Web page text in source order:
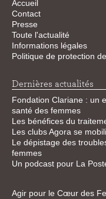
Accueil
Contact
Presse
Toute l'actualité
Informations légales
Politique de protection
Dernières actualités
Fondation Clariane : un
santé des femmes
Les bénéfices du
Les clubs Agora se
Le dépistage des
femmes
Un podcast pour La
Agir pour le Cœur des